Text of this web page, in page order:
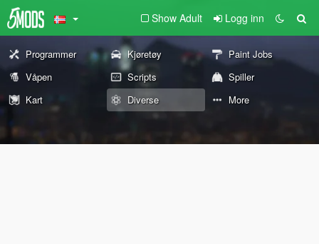
Show Adult Logg inn
Programmer Kjøretøy
Paint Jobs
Våpen
Scripts
Spiller
Kart
Diverse More